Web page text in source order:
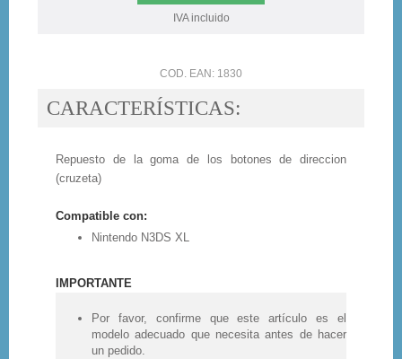
IVA incluido
CARACTERÍSTICAS:
COD. EAN: 1830
Repuesto de la goma de los botones de direccion
(cruzeta)
Compatible con:
Nintendo N3DS XL
IMPORTANTE
Por favor, confirme que este artículo es el
modelo adecuado que necesita antes de hacer
un pedido.